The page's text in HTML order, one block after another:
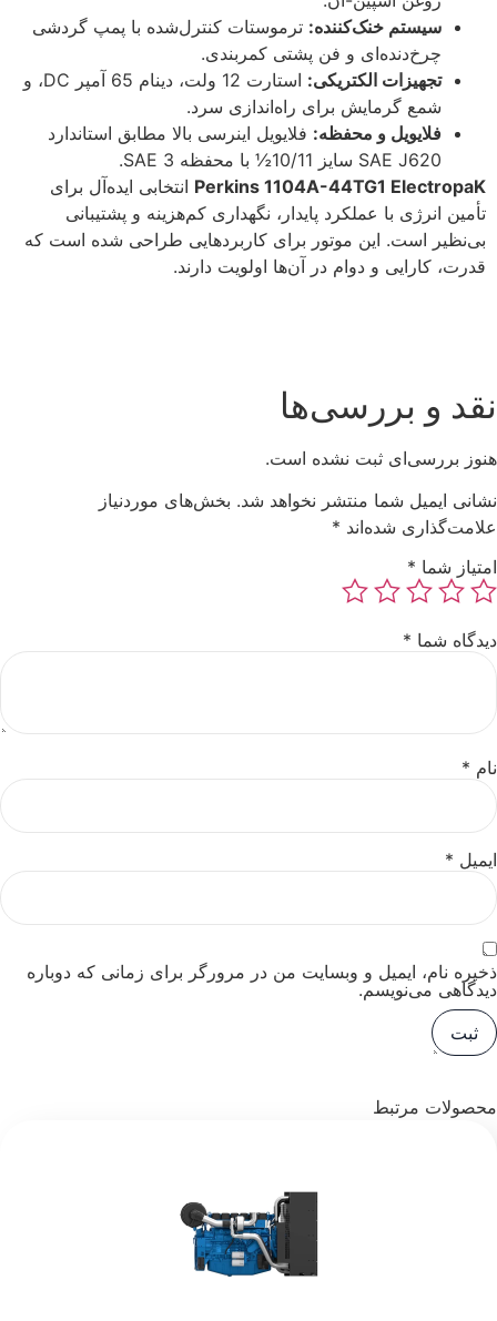
سیستم خنک‌کننده: ترموستات کنترل‌شده با پمپ گردشی
چرخ‌دنده‌ای و فن پشتی کمربندی.
تجهیزات الکتریکی:
استارت 12 ولت، دینام 65 آمپر DC، و
شمع گرمایش برای راه‌اندازی سرد.
فلایویل و محفظه: فلایویل اینرسی بالا مطابق استاندارد
SAE J620 سایز 10/11½ با محفظه SAE 3.
Perkins 1104A-44TG1 ElectropaK انتخابی ایده‌آل برای
تأمین انرژی با عملکرد پایدار، نگهداری کم‌هزینه و پشتیبانی
بی‌نظیر است. این موتور برای کاربردهایی طراحی شده است که
قدرت، کارایی و دوام در آن‌ها اولویت دارند.
نقد و بررسی‌ها
هنوز بررسی‌ای ثبت نشده است.
نشانی ایمیل شما منتشر نخواهد شد. بخش‌های موردنیاز
علامت‌گذاری شده‌اند *
امتیاز شما *
دیدگاه شما *
نام *
ایمیل *
ذخیره نام، ایمیل و وبسایت من در مرورگر برای زمانی که دوباره
دیدگاهی می‌نویسم.
محصولات مرتبط